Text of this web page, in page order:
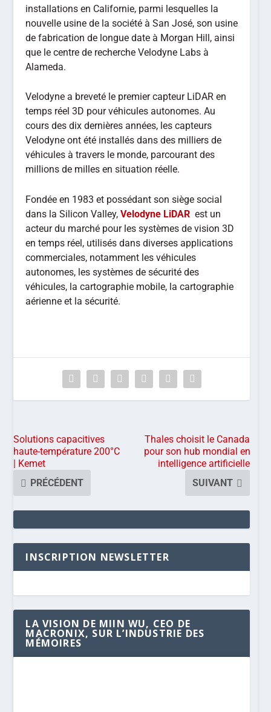
installations en Californie, parmi lesquelles la
nouvelle usine de la société à San José, son usine
de fabrication de longue date à Morgan Hill, ainsi
que le centre de recherche Velodyne Labs à
Alameda.
Velodyne a breveté le premier capteur LiDAR en
temps réel 3D pour véhicules autonomes. Au
cours des dix dernières années, les capteurs
Velodyne ont été installés dans des milliers de
véhicules à travers le monde, parcourant des
millions de milles en situation réelle.
Fondée en 1983 et possédant son siège social
dans la Silicon Valley,Velodyne LiDAR est un
acteur du marché pour les systèmes de vision 3D
en temps réel, utilisés dans diverses applications
commerciales, notamment les véhicules
autonomes, les systèmes de sécurité des
véhicules, la cartographie mobile, la cartographie
aérienne et la sécurité.
Solutions capacitives
haute-température 200°C
| Kemet
PRÉCÉDENT
Thales choisit le Canada
pour son hub mondial en
intelligence artificielle
SUIVANT
INSCRIPTION NEWSLETTER
LA VISION DE MIIN WU, CEO DE
MACRONIX, SUR L’INDUSTRIE DES
MÉMOIRES